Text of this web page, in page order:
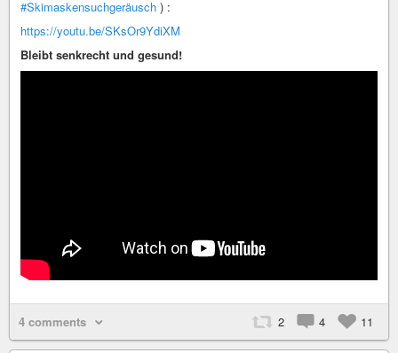
#Skimaskensuchgeräusch ) :
https://youtu.be/SKsOr9YdiXM
Bleibt senkrecht und gesund!
4 comments 2 4 11